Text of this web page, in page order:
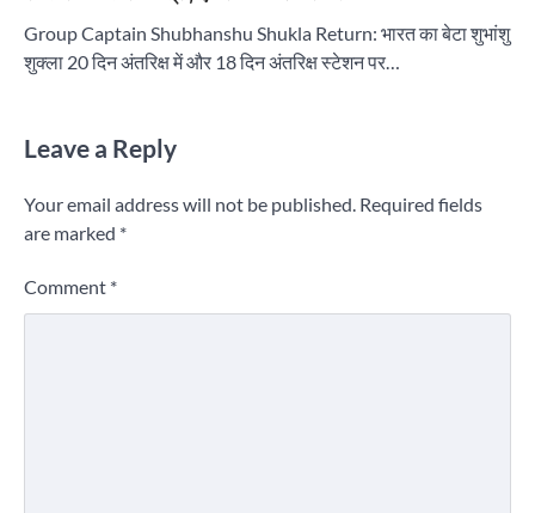
Group Captain Shubhanshu Shukla Return: भारत का बेटा शुभांशु
शुक्ला 20 दिन अंतरिक्ष में और 18 दिन अंतरिक्ष स्टेशन पर…
Leave a Reply
Your email address will not be published. Required fields
are marked *
Comment *